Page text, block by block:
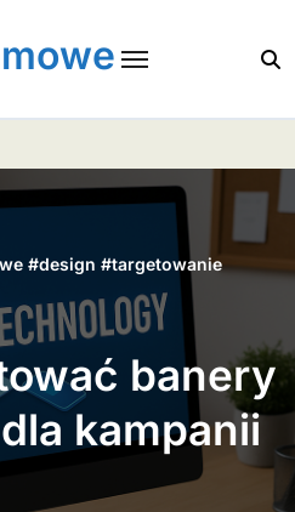
#design #targetowanie
banery
kampanii